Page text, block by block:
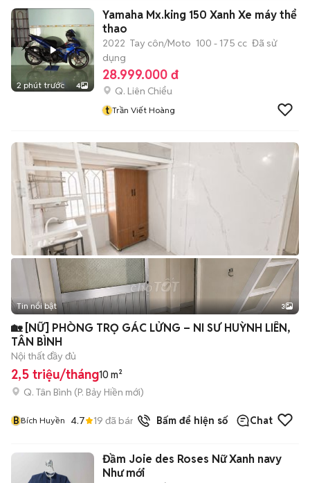
2 phút trước 4
Yamaha Mx.king 150 Xanh Xe máy thể
thao
2022 Tay côn/Moto 100 - 175 cc Đã sử
dụng
28.999.000 đ
Q. Liên Chiểu
t Trần Viết Hoàng
Tin nổi bật 3
🏡 [NỮ] PHÒNG TRỌ GÁC LỬNG – NI SƯ HUỲNH LIÊN,
TÂN BÌNH
Nội thất đầy đủ
2,5 triệu/tháng10 m²
Q. Tân Bình (P. Bảy Hiền mới)
BBích Huyền 4.7 19 đã bán Bấm để hiện số Chat
Đầm Joie des Roses Nữ Xanh navy
Như mới